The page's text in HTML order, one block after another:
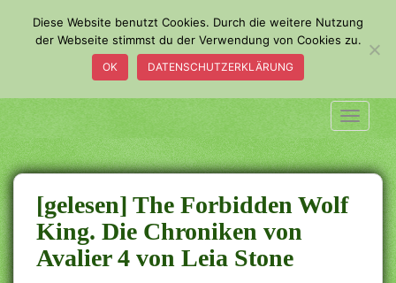
m
a
i
n
c
o
n
t
[gelesen] The Forbidden Wolf
King. Die Chroniken von
Avalier 4 von Leia Stone
Diese Website benutzt Cookies. Durch die weitere Nutzung
der Webseite stimmst du der Verwendung von Cookies zu.
OK DATENSCHUTZERKLÄRUNG